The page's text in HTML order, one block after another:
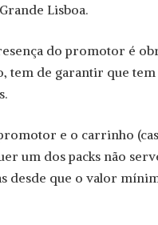
Lisboa.
do promotor é
tem de garantir que tem
e o carrinho
um dos packs não
desde que o valor